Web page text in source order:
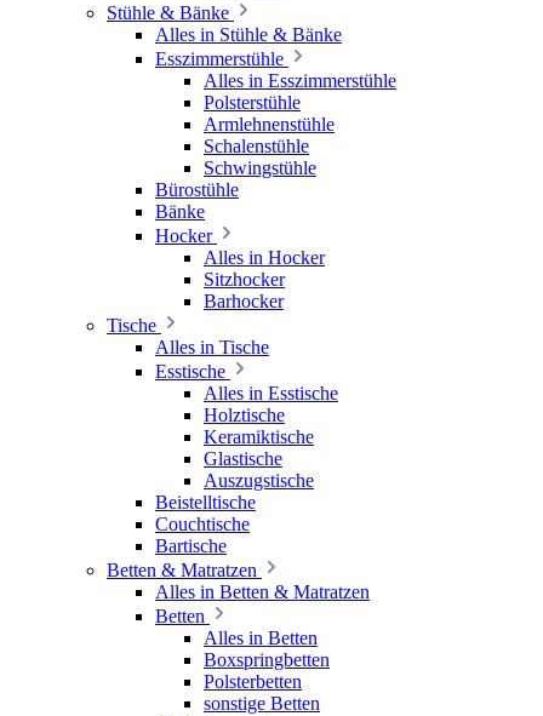
Stühle & Bänke
Alles in Stühle & Bänke
Esszimmerstühle
Alles in Esszimmerstühle
Polsterstühle
Armlehnenstühle
Schalenstühle
Schwingstühle
Bürostühle
Bänke
Hocker
Alles in Hocker
Sitzhocker
Barhocker
Tische
Alles in Tische
Esstische
Alles in Esstische
Holztische
Keramiktische
Glastische
Auszugstische
Beistelltische
Couchtische
Bartische
Betten & Matratzen
Alles in Betten & Matratzen
Betten
Alles in Betten
Boxspringbetten
Polsterbetten
sonstige Betten